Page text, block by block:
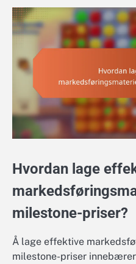
Hvordan lage
milestone-priser?
Å lage effektive
milestone-priser